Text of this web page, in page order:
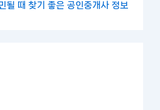
될 때 찾기 좋은 공인중개사 정보